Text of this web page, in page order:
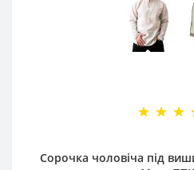
Сорочка чоловіча під